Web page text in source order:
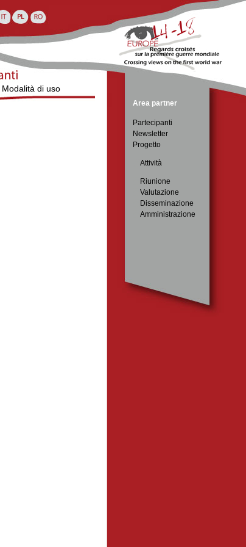
Modalità di uso
Area partner
Partecipanti
Newsletter
Progetto
Attività
Riunione
Valutazione
Disseminazione
Amministrazione